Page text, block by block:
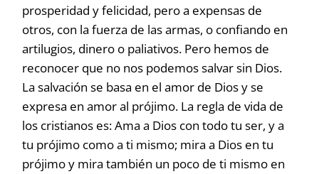
prosperidad y felicidad, pero a expensas de
otros, con la fuerza de las armas, o confiando en
artilugios, dinero o paliativos. Pero hemos de
reconocer que no nos podemos salvar sin Dios.
La salvación se basa en el amor de Dios y se
expresa en amor al prójimo. La regla de vida de
los cristianos es: Ama a Dios con todo tu ser, y a
tu prójimo como a ti mismo; mira a Dios en tu
prójimo y mira también un poco de ti mismo en